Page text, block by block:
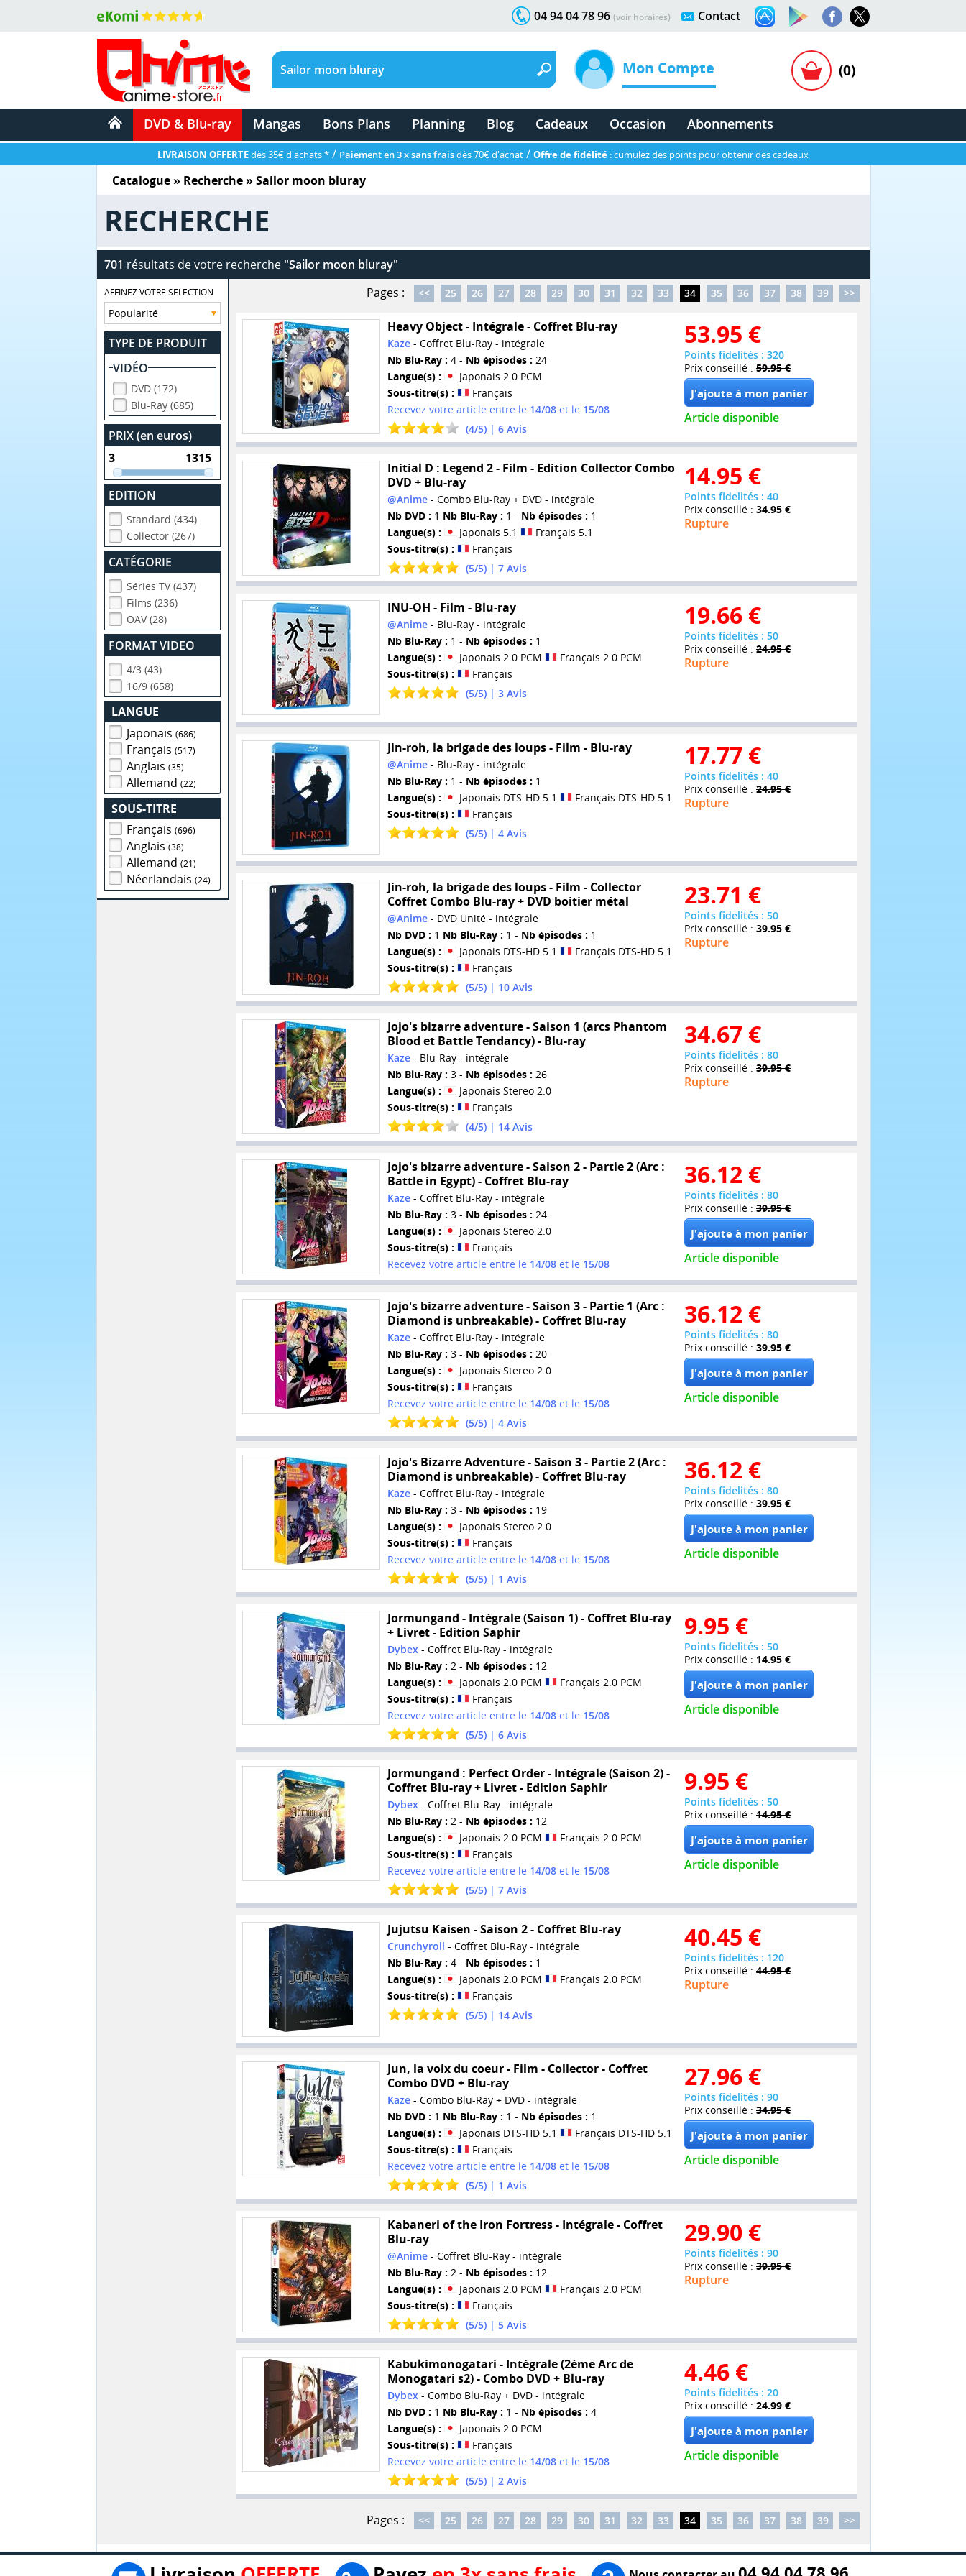
Contact
04 94 04 78 96 (voir horaires)
Mon Compte (0)
DVD & Blu-ray Mangas Bons Plans Planning Blog Cadeaux Occasion Abonnements
LIVRAISON OFFERTEdès 35€ d'achats * / Paiement en 3 x sans fraisdès 70€ d'achat / Offre de fidélité : cumulez des points pour obtenir des cadeaux
Catalogue» Recherche » Sailor moon bluray
RECHERCHE
701 résultats de votre recherche "Sailor moon bluray"
AFFINEZ VOTRE SELECTION
TYPE DE PRODUIT
VIDÉO
DVD (172)
Blu-Ray (685)
PRIX (en euros)
EDITION
Standard (434)
Collector (267)
CATÉGORIE
Séries TV (437)
Films (236)
OAV (28)
FORMAT VIDEO
4/3 (43)
16/9 (658)
LANGUE
Japonais(686)
Français(517)
Anglais(35)
Allemand(22)
SOUS-TITRE
Français(696)
Anglais(38)
Allemand(21)
Néerlandais(24)
Pages : << 25 26 27 28 29 30 31 32 33 34 35 36 37 38 39 >>
Heavy Object - Intégrale - Coffret Blu-ray
Kaze- Coffret Blu-Ray - intégrale
Nb Blu-Ray : 4 - Nb épisodes : 24
Langue(s) :
Japonais 2.0 PCM
Sous-titre(s) :
Français
Recevez votre article entre le 14/08et le 15/08
(4/5) | 6Avis
53.95 €
Points fidelités : 320
Prix conseillé : 59.95 €
Article disponible
Initial D : Legend 2 - Film - Edition Collector Combo
DVD + Blu-ray
@Anime- Combo Blu-Ray + DVD - intégrale
Nb DVD : 1 Nb Blu-Ray : 1 - Nb épisodes : 1
Langue(s) :
Japonais 5.1
Français 5.1
Sous-titre(s) :
Français
(5/5) | 7Avis
14.95 €
Points fidelités : 40
Prix conseillé : 34.95 €
Rupture
INU-OH - Film - Blu-ray
@Anime- Blu-Ray - intégrale
Nb Blu-Ray : 1 - Nb épisodes : 1
Langue(s) :
Japonais 2.0 PCM
Français 2.0 PCM
Sous-titre(s) :
Français
(5/5) | 3Avis
19.66 €
Points fidelités : 50
Prix conseillé : 24.95 €
Rupture
Jin-roh, la brigade des loups - Film - Blu-ray
@Anime- Blu-Ray - intégrale
Nb Blu-Ray : 1 - Nb épisodes : 1
Langue(s) :
Japonais DTS-HD 5.1
Français DTS-HD 5.1
Sous-titre(s) :
Français
(5/5) | 4Avis
17.77 €
Points fidelités : 40
Prix conseillé : 24.95 €
Rupture
Jin-roh, la brigade des loups - Film - Collector
Coffret Combo Blu-ray + DVD boitier métal
@Anime- DVD Unité - intégrale
Nb DVD : 1 Nb Blu-Ray : 1 - Nb épisodes : 1
Langue(s) :
Japonais DTS-HD 5.1
Français DTS-HD 5.1
Sous-titre(s) :
Français
(5/5) | 10Avis
23.71 €
Points fidelités : 50
Prix conseillé : 39.95 €
Rupture
Jojo's bizarre adventure - Saison 1 (arcs Phantom
Blood et Battle Tendancy) - Blu-ray
Kaze- Blu-Ray - intégrale
Nb Blu-Ray : 3 - Nb épisodes : 26
Langue(s) :
Japonais Stereo 2.0
Sous-titre(s) :
Français
(4/5) | 14Avis
34.67 €
Points fidelités : 80
Prix conseillé : 39.95 €
Rupture
Jojo's bizarre adventure - Saison 2 - Partie 2 (Arc :
Battle in Egypt) - Coffret Blu-ray
Kaze- Coffret Blu-Ray - intégrale
Nb Blu-Ray : 3 - Nb épisodes : 24
Langue(s) :
Japonais Stereo 2.0
Sous-titre(s) :
Français
Recevez votre article entre le 14/08et le 15/08
36.12 €
Points fidelités : 80
Prix conseillé : 39.95 €
Article disponible
Jojo's bizarre adventure - Saison 3 - Partie 1 (Arc :
Diamond is unbreakable) - Coffret Blu-ray
Kaze- Coffret Blu-Ray - intégrale
Nb Blu-Ray : 3 - Nb épisodes : 20
Langue(s) :
Japonais Stereo 2.0
Sous-titre(s) :
Français
Recevez votre article entre le 14/08et le 15/08
(5/5) | 4Avis
36.12 €
Points fidelités : 80
Prix conseillé : 39.95 €
Article disponible
Jojo's Bizarre Adventure - Saison 3 - Partie 2 (Arc :
Diamond is unbreakable) - Coffret Blu-ray
Kaze- Coffret Blu-Ray - intégrale
Nb Blu-Ray : 3 - Nb épisodes : 19
Langue(s) :
Japonais Stereo 2.0
Sous-titre(s) :
Français
Recevez votre article entre le 14/08et le 15/08
(5/5) | 1 Avis
36.12 €
Points fidelités : 80
Prix conseillé : 39.95 €
Article disponible
Jormungand - Intégrale (Saison 1) - Coffret Blu-ray
+ Livret - Edition Saphir
Dybex - Coffret Blu-Ray - intégrale
Nb Blu-Ray : 2 - Nb épisodes : 12
Langue(s) :
Japonais 2.0 PCM
Français 2.0 PCM
Sous-titre(s) :
Français
Recevez votre article entre le 14/08et le 15/08
(5/5) | 6Avis
9.95 €
Points fidelités : 50
Prix conseillé : 14.95 €
Article disponible
Jormungand : Perfect Order - Intégrale (Saison 2) -
Coffret Blu-ray + Livret - Edition Saphir
Dybex- Coffret Blu-Ray - intégrale
Nb Blu-Ray : 2 - Nb épisodes : 12
Langue(s) :
Japonais 2.0 PCM
Français 2.0 PCM
Sous-titre(s) :
Français
Recevez votre article entre le 14/08et le 15/08
(5/5) | 7Avis
9.95 €
Points fidelités : 50
Prix conseillé : 14.95 €
Article disponible
Jujutsu Kaisen - Saison 2 - Coffret Blu-ray
Crunchyroll - Coffret Blu-Ray - intégrale
Nb Blu-Ray : 4 - Nb épisodes : 1
Langue(s) :
Japonais 2.0 PCM
Français 2.0 PCM
Sous-titre(s) :
Français
(5/5) | 14Avis
40.45 €
Points fidelités : 120
Prix conseillé : 44.95 €
Rupture
Jun, la voix du coeur - Film - Collector - Coffret
Combo DVD + Blu-ray
Kaze- Combo Blu-Ray + DVD - intégrale
Nb DVD : 1 Nb Blu-Ray : 1 - Nb épisodes : 1
Langue(s) :
Japonais DTS-HD 5.1
Français DTS-HD 5.1
Sous-titre(s) :
Français
Recevez votre article entre le 14/08et le 15/08
(5/5) | 1 Avis
27.96 €
Points fidelités : 90
Prix conseillé : 34.95 €
Article disponible
Kabaneri of the Iron Fortress - Intégrale - Coffret
Blu-ray
@Anime- Coffret Blu-Ray - intégrale
Nb Blu-Ray : 2 - Nb épisodes : 12
Langue(s) :
Japonais 2.0 PCM
Français 2.0 PCM
Sous-titre(s) :
Français
(5/5) | 5Avis
29.90 €
Points fidelités : 90
Prix conseillé : 39.95 €
Rupture
Kabukimonogatari - Intégrale (2ème Arc de
Monogatari s2) - Combo DVD + Blu-ray
Dybex- Combo Blu-Ray + DVD - intégrale
Nb DVD : 1 Nb Blu-Ray : 1 - Nb épisodes : 4
Langue(s) :
Japonais 2.0 PCM
Sous-titre(s) :
Français
Recevez votre article entre le 14/08et le 15/08
(5/5) | 2Avis
4.46 €
Points fidelités : 20
Prix conseillé : 24.99 €
Article disponible
Pages : << 25 26 27 28 29 30 31 32 33 34 35 36 37 38 39 >>